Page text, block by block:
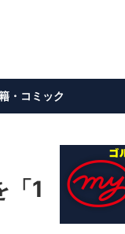
・コミック
1